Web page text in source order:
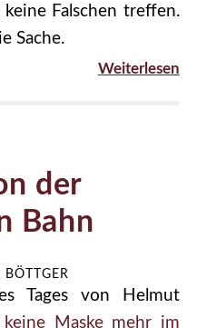
Falschen treffen.
Sache.
Weiterlesen
der
Bahn
BÖTTGER
Tages von Helmut
keine Maske mehr im